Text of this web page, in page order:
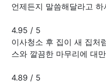
언제든지 말씀해달라고
4.95 / 5
이사청소 후 집이 새 집처
스와 깔끔한 마무리에 대
4.89 / 5